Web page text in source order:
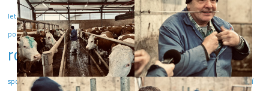
letní škola žurnalistikyliteraturamagazín Fleškamenšinamédia
podcastpolitikaPraharecenzereportážRozhlas
rozhlasové tvůrčí dílnyrozhovorsport
sportovní žurnalistika studium tvůrčí dílnyumění videovýstavazahraniční